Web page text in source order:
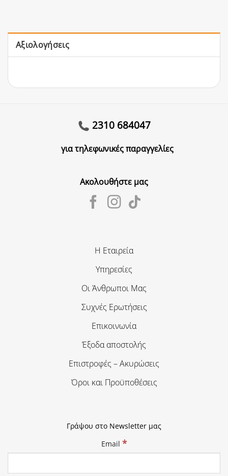
Αξιολογήσεις
2310 684047
για τηλεφωνικές παραγγελίες
Ακολουθήστε μας
Η Εταιρεία
Υπηρεσίες
Οι Άνθρωποι Μας
Συχνές Ερωτήσεις
Επικοινωνία
Έξοδα αποστολής
Επιστροφές – Ακυρώσεις
Όροι και Προϋποθέσεις
Γράψου στο Newsletter μας
Email *